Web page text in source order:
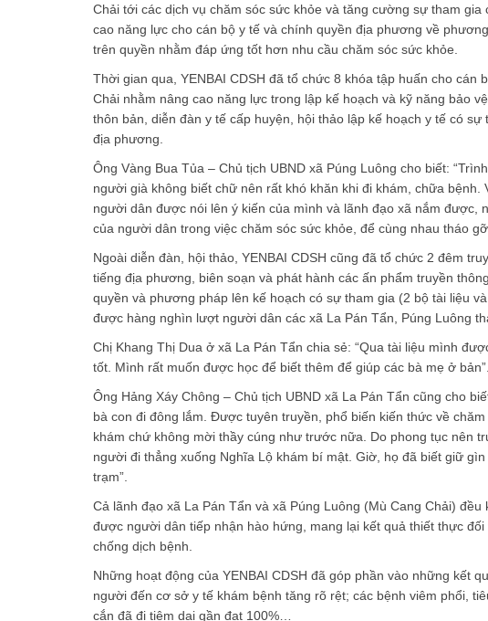
Chải tới các dịch vụ chăm sóc sức khỏe và tăng cường sự tham
cao năng lực cho cán bộ y tế và chính quyền địa phương về
trên quyền nhằm đáp ứng tốt hơn nhu cầu chăm sóc sức khỏe.
Thời gian qua, YENBAI CDSH đã tổ chức 8 khóa tập huấn cho
Chải nhằm nâng cao năng lực trong lập kế hoạch và kỹ năng bảo
thôn bản, diễn đàn y tế cấp huyện, hội thảo lập kế hoạch y tế có
địa phương.
Ông Vàng Bua Tủa – Chủ tịch UBND xã Púng Luông cho biết:
người già không biết chữ nên rất khó khăn khi đi khám, chữa
người dân được nói lên ý kiến của mình và lãnh đạo xã nắm
của người dân trong việc chăm sóc sức khỏe, để cùng nhau tháo
Ngoài diễn đàn, hội thảo, YENBAI CDSH cũng đã tổ chức 2 đêm
tiếng địa phương, biên soạn và phát hành các ấn phẩm truyền
quyền và phương pháp lên kế hoạch có sự tham gia (2 bộ tài liệu
được hàng nghìn lượt người dân các xã La Pán Tẩn, Púng Luông
Chị Khang Thị Dua ở xã La Pán Tẩn chia sẻ: “Qua tài liệu mình
tốt. Mình rất muốn được học để biết thêm để giúp các bà mẹ ở bản”.
Ông Hảng Xáy Chông – Chủ tịch UBND xã La Pán Tẩn cũng cho
bà con đi đông lắm. Được tuyên truyền, phổ biến kiến thức về
khám chứ không mời thầy cúng như trước nữa. Do phong tục nên
người đi thẳng xuống Nghĩa Lộ khám bí mật. Giờ, họ đã biết giữ
trạm”.
Cả lãnh đạo xã La Pán Tẩn và xã Púng Luông (Mù Cang Chải)
được người dân tiếp nhận hào hứng, mang lại kết quả thiết thực
chống dịch bệnh.
Những hoạt động của YENBAI CDSH đã góp phần vào những kết
người đến cơ sở y tế khám bệnh tăng rõ rệt; các bệnh viêm phổi,
cắn đã đi tiêm dại gần đạt 100%…